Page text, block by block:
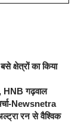
क्षेत्रों का किया
HNB गढ़वाल
Newsnetra
रन से वैश्विक